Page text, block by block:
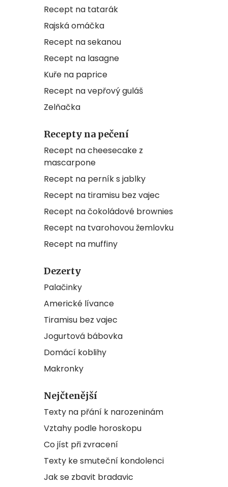
Recept na tatarák
Rajská omáčka
Recept na sekanou
Recept na lasagne
Kuře na paprice
Recept na vepřový guláš
Zelňačka
Recepty na pečení
Recept na cheesecake z
mascarpone
Recept na perník s jablky
Recept na tiramisu bez vajec
Recept na čokoládové brownies
Recept na tvarohovou žemlovku
Recept na muffiny
Dezerty
Palačinky
Americké lívance
Tiramisu bez vajec
Jogurtová bábovka
Domácí koblihy
Makronky
Nejčtenější
Texty na přání k narozeninám
Vztahy podle horoskopu
Co jíst při zvracení
Texty ke smuteční kondolenci
Jak se zbavit bradavic